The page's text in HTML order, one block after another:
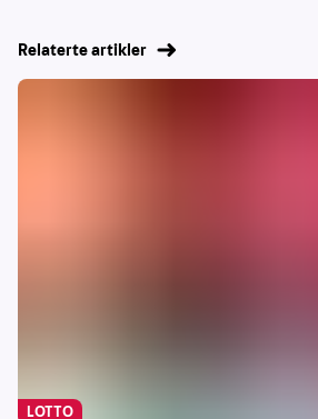
Relaterte artikler
LOTTO